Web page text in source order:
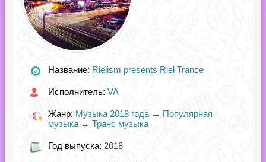
Название: Rielism presents Riel Trance
Исполнитель: VA
Жанр: Музыка 2018 года → Популярная
музыка → Транс музыка
Год выпуска: 2018